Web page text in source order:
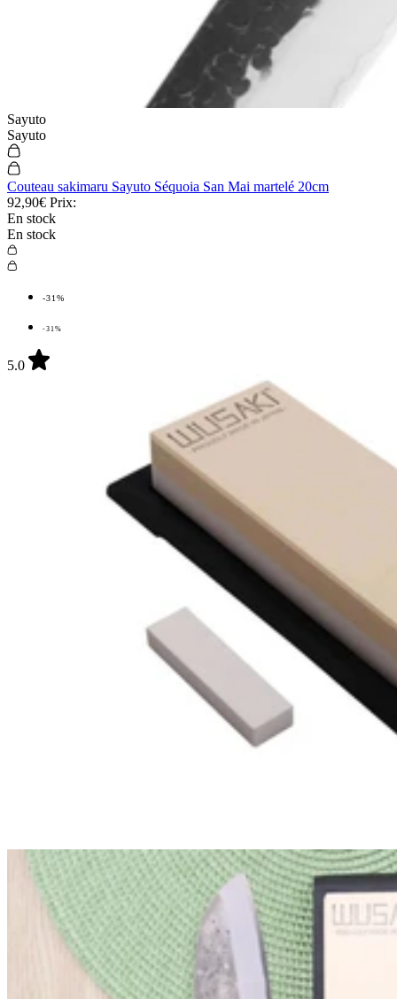
Sayuto
Sayuto
Couteau sakimaru Sayuto Séquoia San Mai martelé 20cm
92,90€ Prix:
En stock
En stock
-31%
-31%
5.0